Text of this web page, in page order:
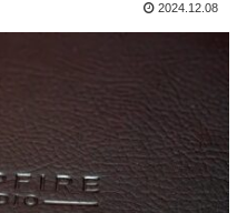
2024.12.08